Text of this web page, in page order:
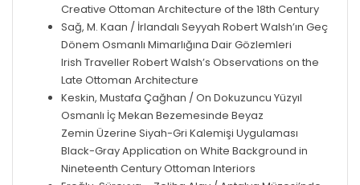
Creative Ottoman Architecture of the 18th Century
Sağ, M. Kaan / İrlandalı Seyyah Robert Walsh’ın Geç
Dönem Osmanlı Mimarlığına Dair Gözlemleri
Irish Traveller Robert Walsh’s Observations on the
Late Ottoman Architecture
Keskin, Mustafa Çağhan / On Dokuzuncu Yüzyıl
Osmanlı İç Mekan Bezemesinde Beyaz
Zemin Üzerine Siyah-Gri Kalemişi Uygulaması
Black-Gray Application on White Background in
Nineteenth Century Ottoman Interiors